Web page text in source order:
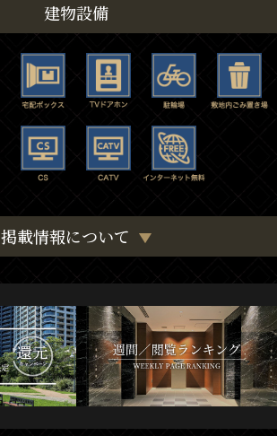
建物設備
掲載情報について